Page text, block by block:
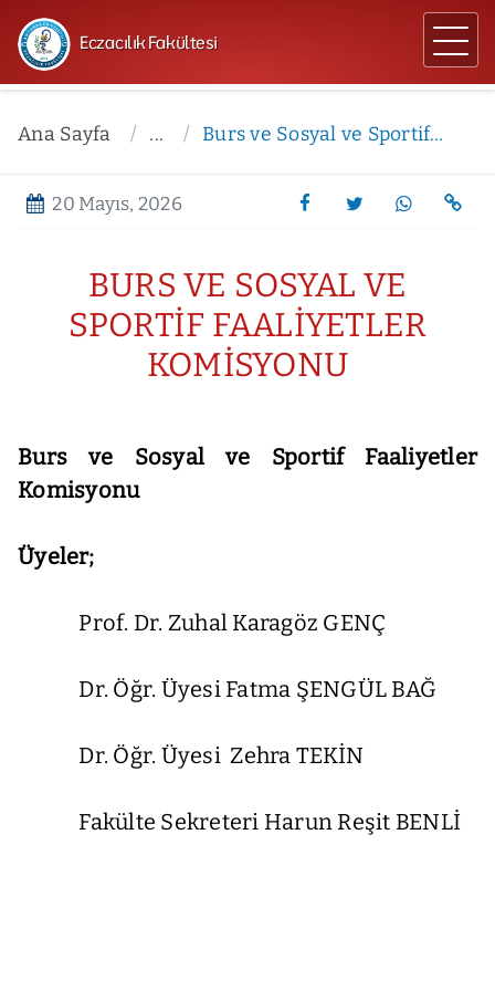
Eczacılık Fakültesi
Ana Sayfa ... Burs ve Sosyal ve Sportif Faaliyetler Komisyonu
20 Mayıs, 2026
BURS VE SOSYAL VE
SPORTIF FAALIYETLER
KOMISYONU
Burs ve Sosyal ve Sportif Faaliyetler
Komisyonu
Üyeler;
Prof. Dr. Zuhal Karagöz GENÇ
Dr. Öğr. Üyesi Fatma ŞENGÜL BAĞ
Dr. Öğr. Üyesi Zehra TEKİN
Fakülte Sekreteri Harun Reşit BENLİ